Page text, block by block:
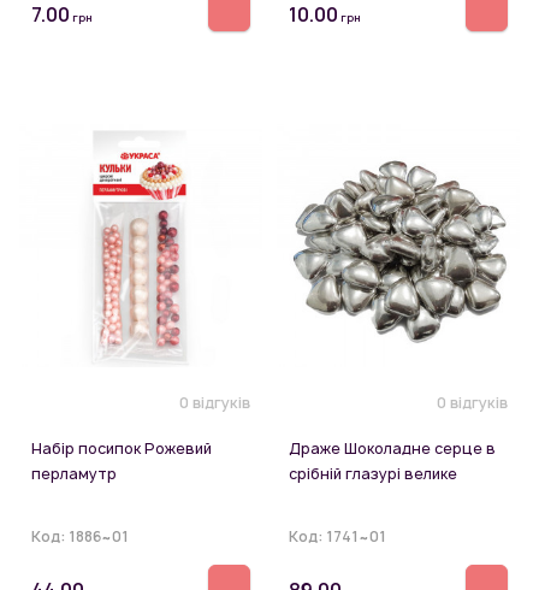
7.00 грн 10.00 грн
0 відгуків
Набір посипок Рожевий
перламутр
Код: 1886~01
0 відгуків
Драже Шоколадне серце в
срібній глазурі велике
Код: 1741~01